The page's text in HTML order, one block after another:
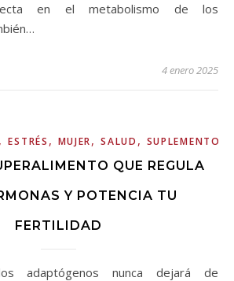
en el metabolismo de los
4 enero 2025
,ESTRÉS , MUJER,SALUD , SUPLEMENTOS
QUE REGULA
Y POTENCIA TU
FERTILIDAD